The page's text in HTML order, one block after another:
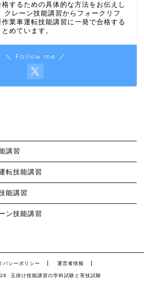
するための具体的な方法をお伝えし
クレーン技能講習からフォークリフ
作業車運転技能講習に一発で合格する
めています。
＼ Follow me ／
講習
転技能講習
能講習
ン技能講習
バシーポリシー 運営者情報
玉掛け技能講習の学科試験と実技試験